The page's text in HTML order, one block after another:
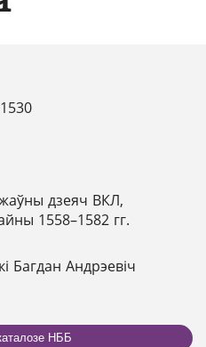
дзеяч ВКЛ,
1558–1582 гг.
Багдан Андрэевіч
НББ